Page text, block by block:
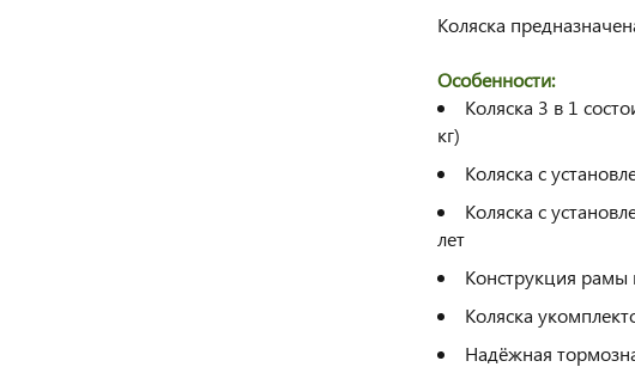
Коляска
Особенности:
Коляска 3 в 1
кг)
Коляска с
Коляска с
лет
Конструкция рамы
Коляска
Надёжная